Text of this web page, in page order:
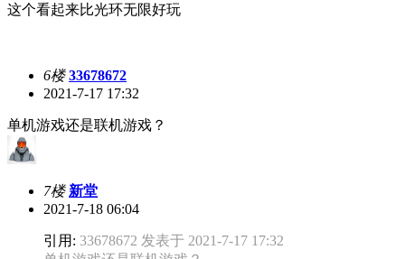
这个看起来比光环无限好玩
6楼 33678672
2021-7-17 17:32
单机游戏还是联机游戏？
7楼 新堂
2021-7-18 06:04
引用: 33678672 发表于 2021-7-17 17:32